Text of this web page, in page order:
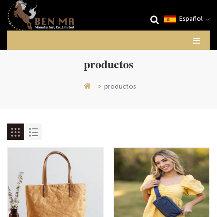
Español
productos
productos